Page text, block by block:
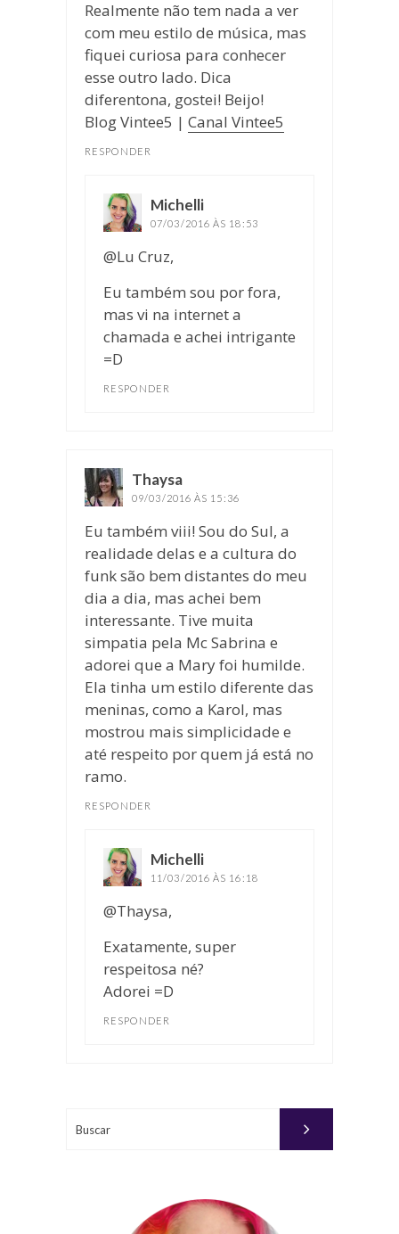
Realmente não tem nada a ver
com meu estilo de música, mas
fiquei curiosa para conhecer
esse outro lado. Dica
diferentona, gostei! Beijo!
Blog Vintee5 | Canal Vintee5
RESPONDER
Michelli
07/03/2016 ÀS 18:53
@Lu Cruz,
Eu também sou por fora,
mas vi na internet a
chamada e achei intrigante
=D
RESPONDER
Thaysa
09/03/2016 ÀS 15:36
Eu também viii! Sou do Sul, a
realidade delas e a cultura do
funk são bem distantes do meu
dia a dia, mas achei bem
interessante. Tive muita
simpatia pela Mc Sabrina e
adorei que a Mary foi humilde.
Ela tinha um estilo diferente das
meninas, como a Karol, mas
mostrou mais simplicidade e
até respeito por quem já está no
ramo.
RESPONDER
Michelli
11/03/2016 ÀS 16:18
@Thaysa,
Exatamente, super
respeitosa né?
Adorei =D
RESPONDER